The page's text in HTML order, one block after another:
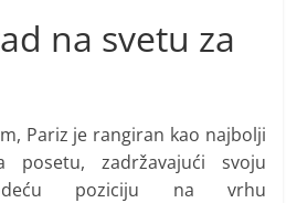
na svetu za
Pariz je rangiran kao najbolji
zadržavajući svoju
poziciju na vrhu